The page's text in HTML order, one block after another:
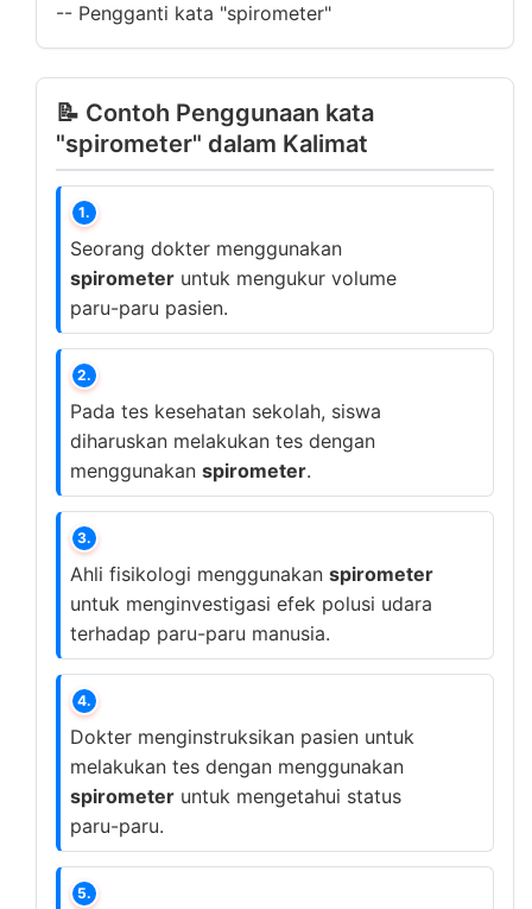
-- Pengganti kata "spirometer"
📝 Contoh Penggunaan kata
"spirometer" dalam Kalimat
1.
Seorang dokter menggunakan
spirometer untuk mengukur volume
paru-paru pasien.
2.
Pada tes kesehatan sekolah, siswa
diharuskan melakukan tes dengan
menggunakan spirometer.
3.
Ahli fisikologi menggunakan spirometer
untuk menginvestigasi efek polusi udara
terhadap paru-paru manusia.
4.
Dokter menginstruksikan pasien untuk
melakukan tes dengan menggunakan
spirometer untuk mengetahui status
paru-paru.
5.